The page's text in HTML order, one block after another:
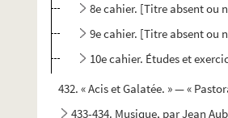
8e cahier. [Titre absent ou
9e cahier. [Titre absent ou
10e cahier. Études et
432. « Acis et Galatée. » — «
433-434. Musique, par Jean